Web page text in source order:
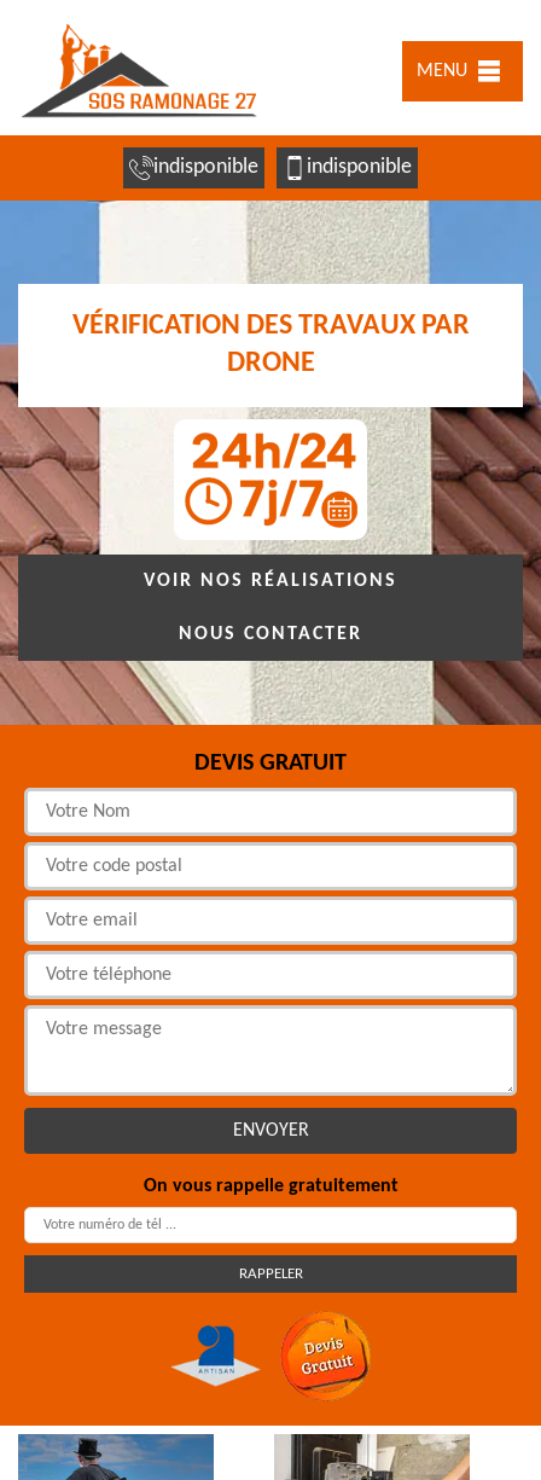
MENU
indisponible indisponible
VÉRIFICATION DES TRAVAUX PAR
DRONE
VOIR NOS RÉALISATIONS
NOUS CONTACTER
DEVIS GRATUIT
On vous rappelle gratuitement